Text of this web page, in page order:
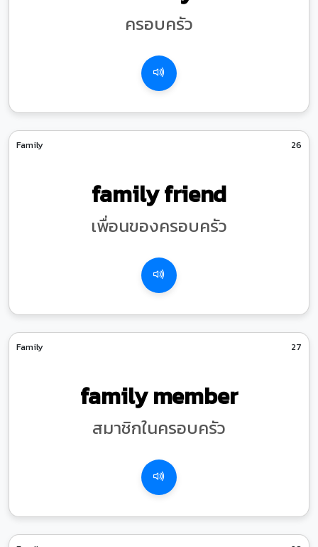
ครอบครัว
Family 26
family friend
เพื่อนของครอบครัว
Family 27
family member
สมาชิกในครอบครัว